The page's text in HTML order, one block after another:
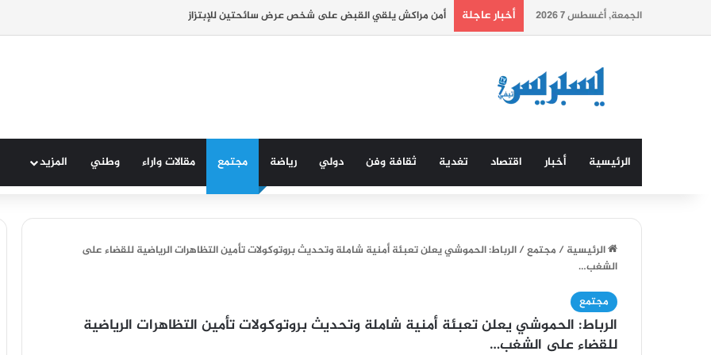
الجمعة, أغسطس 7 2026 أخبار عاجلة أمن مراكش يلقي القبض على شخص عرض سائحتين للإبتزاز
الرئيسية أخبار اقتصاد تغدية ثقافة وفن دولي رياضة مجتمع مقالات واراء وطني المزيد
الرئيسية/مجتمع/الرباط: الحموشي يعلن تعبئة أمنية شاملة وتحديث بروتوكولات تأمين التظاهرات الرياضية للقضاء على
الشغب…
مجتمع
الرباط: الحموشي يعلن تعبئة أمنية شاملة وتحديث بروتوكولات تأمين التظاهرات الرياضية
للقضاء على الشغب…